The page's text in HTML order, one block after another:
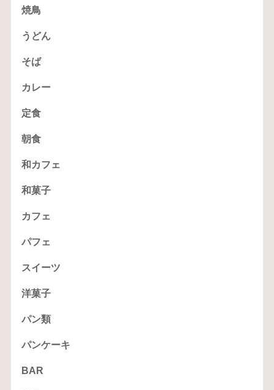
焼鳥
うどん
そば
カレー
定食
朝食
和カフェ
和菓子
カフェ
パフェ
スイーツ
洋菓子
パン類
パンケーキ
BAR